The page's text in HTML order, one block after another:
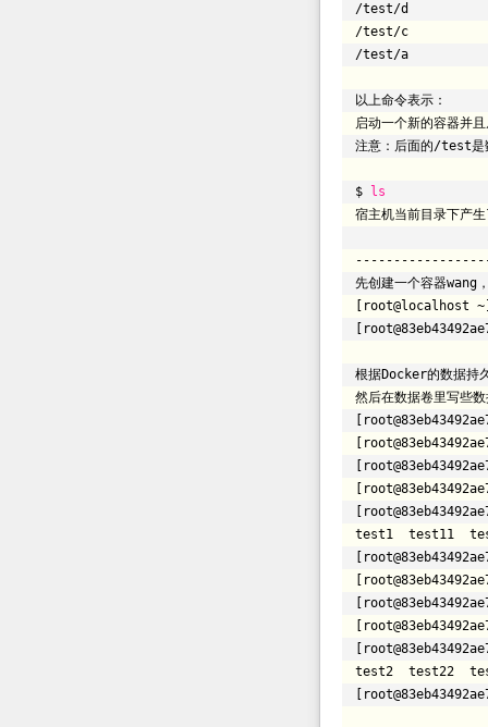
/test/d
/test/c
/test/a
以上命令表示：
启动一个新的容器并
注意：后面的/test是
$
ls
宿主机当前目录下产
先创建一个容器wang
[root@localhost
根据Docker的数据持
然后在数据卷里写些
test1 test11
test2 test22